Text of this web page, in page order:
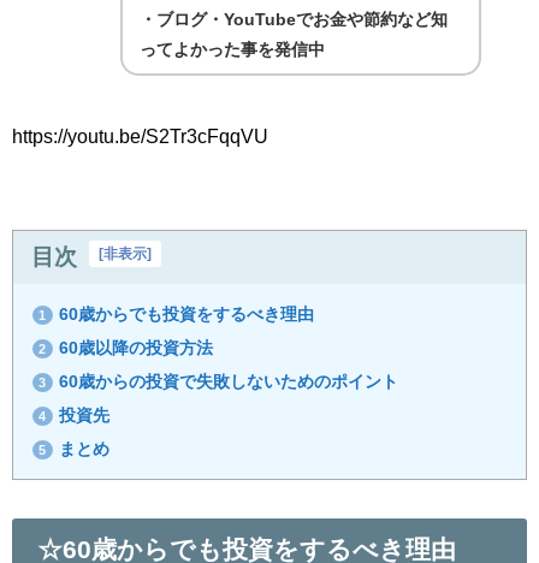
・ブログ・YouTubeでお金や節約など知
ってよかった事を発信中
https://youtu.be/S2Tr3cFqqVU
目次 非表示
1 60歳からでも投資をするべき理由
2 60歳以降の投資方法
3 60歳からの投資で失敗しないためのポイント
4 投資先
5 まとめ
☆60歳からでも投資をするべき理由